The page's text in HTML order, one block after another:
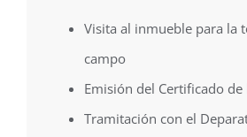
Visita al inmueble para la
campo
Emisión del Certificado
Tramitación con el